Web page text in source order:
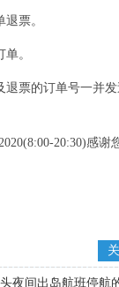
票。
。
票的订单号一并发
20:30)感谢
夜间出岛航班停航